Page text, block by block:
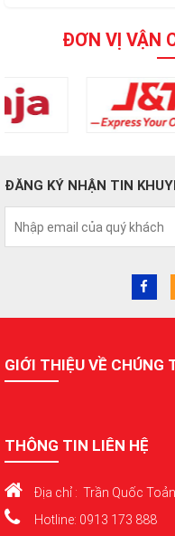
ĐƠN VỊ VẬN
ĐĂNG KÝ NHẬN TIN
GIỚI THIỆU VỀ CHÚNG
THÔNG TIN LIÊN HỆ
Địa chỉ : Trần Quốc
Hotline: 0913 173 888